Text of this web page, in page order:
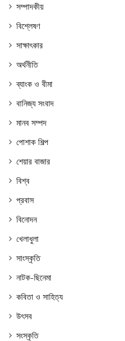
সম্পাদকীয়
বিশ্লেষণ
সাক্ষাৎকার
অর্থনীতি
ব্যাংক ও বীমা
বানিজ্য সংবাদ
মানব সম্পদ
পোশাক শিল্প
শেয়ার বাজার
বিশ্ব
প্রবাস
বিনোদন
খেলাধুলা
সাংস্কৃতি
নাটক-ছিনেমা
কবিতা ও সাহিত্য
উৎসব
সংস্কৃতি